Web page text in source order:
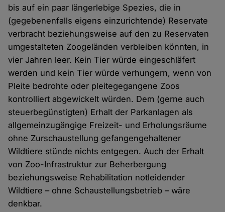
bis auf ein paar längerlebige Spezies, die in
(gegebenenfalls eigens einzurichtende) Reservate
verbracht beziehungsweise auf den zu Reservaten
umgestalteten Zoogeländen verbleiben könnten, in
vier Jahren leer. Kein Tier würde eingeschläfert
werden und kein Tier würde verhungern, wenn von
Pleite bedrohte oder pleitegegangene Zoos
kontrolliert abgewickelt würden. Dem (gerne auch
steuerbegünstigten) Erhalt der Parkanlagen als
allgemeinzugängige Freizeit- und Erholungsräume
ohne Zurschaustellung gefangengehaltener
Wildtiere stünde nichts entgegen. Auch der Erhalt
von Zoo-Infrastruktur zur Beherbergung
beziehungsweise Rehabilitation notleidender
Wildtiere – ohne Schaustellungsbetrieb – wäre
denkbar.